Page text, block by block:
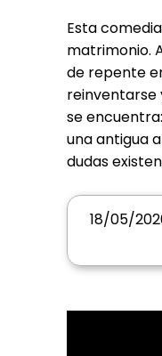
Esta
matrimonio.
de repente
reinventarse
se
una antigua
dudas
18/05/